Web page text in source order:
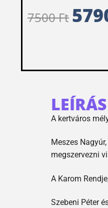
7500Ft
LEÍRÁS
A kertváros
Meszes
megszervezni
A Karom
Szebeni Péter